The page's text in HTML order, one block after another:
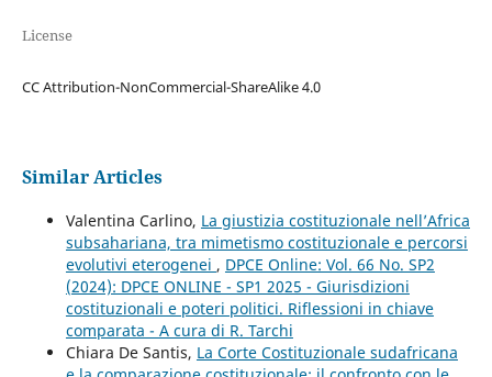
License
CC Attribution-NonCommercial-ShareAlike 4.0
Similar Articles
Valentina Carlino, La giustizia costituzionale nell’Africa
subsahariana, tra mimetismo costituzionale e percorsi
evolutivi eterogenei , DPCE Online: Vol. 66 No. SP2
(2024): DPCE ONLINE - SP1 2025 - Giurisdizioni
costituzionali e poteri politici. Riflessioni in chiave
comparata - A cura di R. Tarchi
Chiara De Santis, La Corte Costituzionale sudafricana